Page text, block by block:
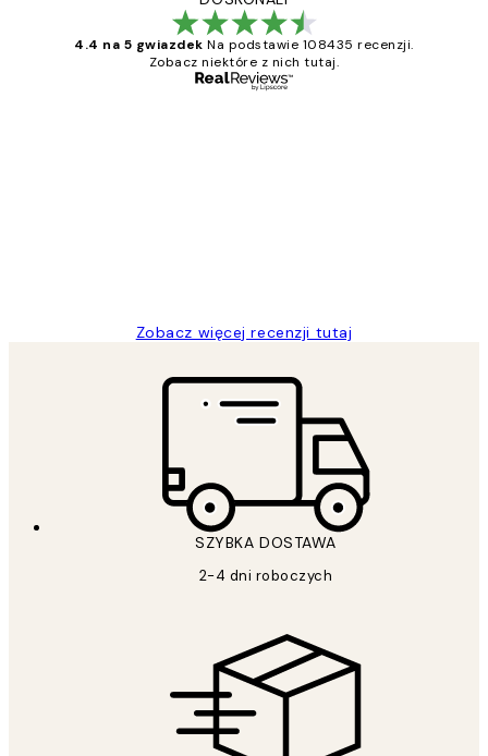
4.4 na 5 gwiazdek Na podstawie 108435 recenzji.
Zobacz niektóre z nich tutaj.
Zobacz więcej recenzji tutaj
SZYBKA DOSTAWA
2-4 dni roboczych